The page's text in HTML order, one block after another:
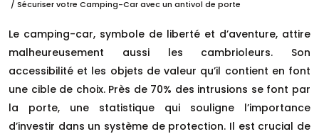
/ Sécuriser votre Camping-Car avec un antivol de porte
Le camping-car, symbole de liberté et d’aventure, attire
malheureusement aussi les cambrioleurs. Son
accessibilité et les objets de valeur qu’il contient en font
une cible de choix. Près de 70% des intrusions se font par
la porte, une statistique qui souligne l’importance
d’investir dans un système de protection. Il est crucial de